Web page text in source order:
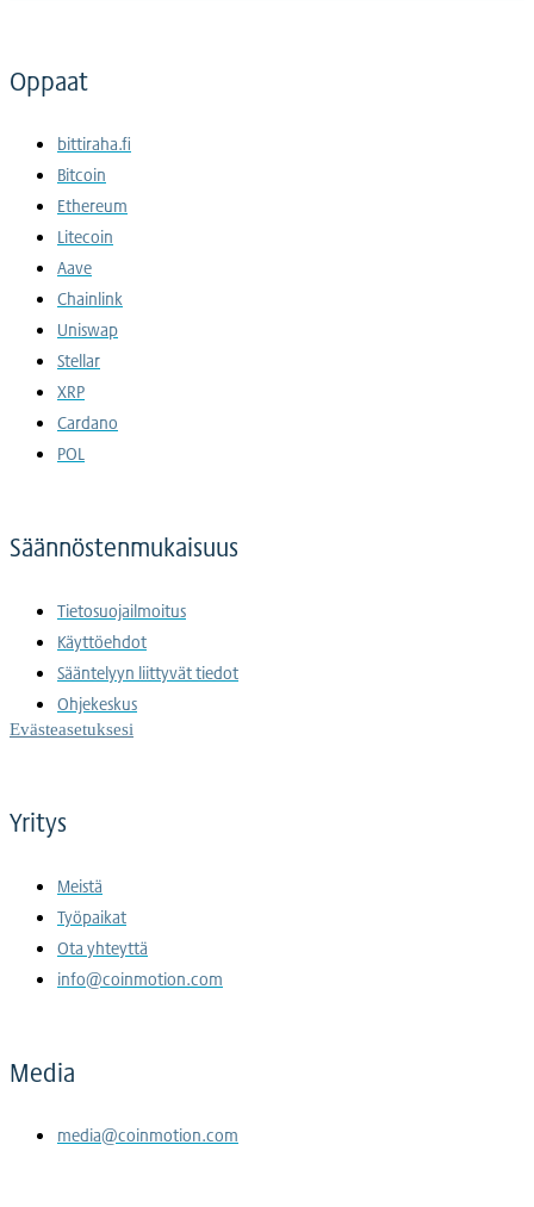
Oppaat
bittiraha.fi
Bitcoin
Ethereum
Litecoin
Aave
Chainlink
Uniswap
Stellar
XRP
Cardano
POL
Säännöstenmukaisuus
Tietosuojailmoitus
Käyttöehdot
Sääntelyyn liittyvät tiedot
Ohjekeskus
Evästeasetuksesi
Yritys
Meistä
Työpaikat
Ota yhteyttä
info@coinmotion.com
Media
media@coinmotion.com